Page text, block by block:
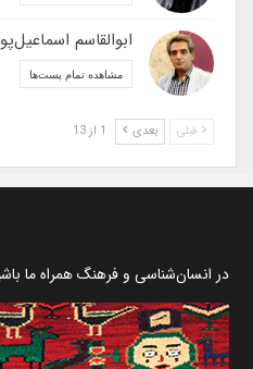
ابوالقاسم اسماعیل‌پور
مشاهده تمام پست‌ها
قبلی بعدی
در انسان‌شناسی و فرهنگ همراه ما باشید